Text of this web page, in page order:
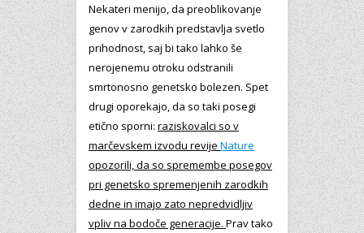
Nekateri menijo, da preoblikovanje
genov v zarodkih predstavlja svetlo
prihodnost, saj bi tako lahko še
nerojenemu otroku odstranili
smrtonosno genetsko bolezen. Spet
drugi oporekajo, da so taki posegi
etično sporni: raziskovalci so v
marčevskem izvodu revije Nature
opozorili, da so spremembe posegov
pri genetsko spremenjenih zarodkih
dedne in imajo zato nepredvidljiv
vpliv na bodoče generacije. Prav tako